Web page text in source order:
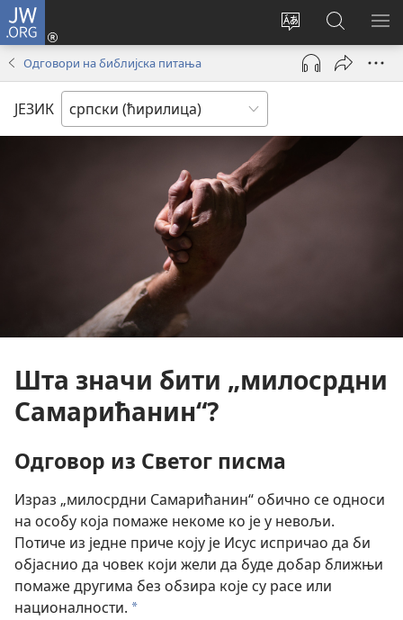
JW.ORG
Промени
језик
сајта
Пријава
(отвара
прозор)
Претрага
сајта
JW.ORG
Одговори на библијска питања
ЈЕЗИК
Шта значи бити „милосрдни
Самарићанин“?
Одговор из Светог писма
Израз „милосрдни Самарићанин“ обично се односи
на особу која помаже некоме ко је у невољи.
Потиче из једне приче коју је Исус испричао да би
објаснио да човек који жели да буде добар ближњи
помаже другима без обзира које су расе или
националности. a